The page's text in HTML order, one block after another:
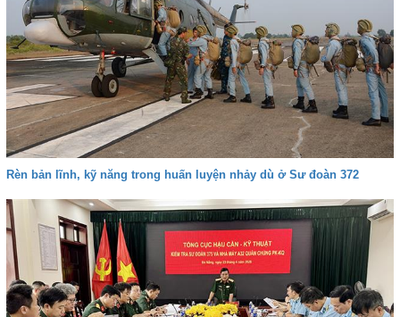
Rèn bản lĩnh, kỹ năng trong huấn luyện nhảy dù ở Sư đoàn 372